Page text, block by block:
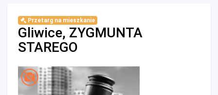
Przetarg na mieszkanie
Gliwice, ZYGMUNTA
STAREGO